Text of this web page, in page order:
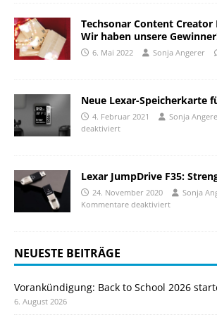
Techsonar Content Creator
Wir haben unsere
6. Mai 2022 Sonja Angerer
Neue Lexar-Speicherkarte
4. Februar 2021 Sonja
deaktiviert
Lexar JumpDrive F35:
24. November 2020
Sonja
Kommentare deaktiviert
NEUESTE BEITRÄGE
Vorankündigung: Back to School 2026
6. August 2026